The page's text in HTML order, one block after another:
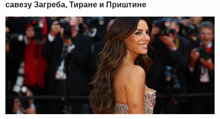
савезу Загреба, Тиране и Приштине